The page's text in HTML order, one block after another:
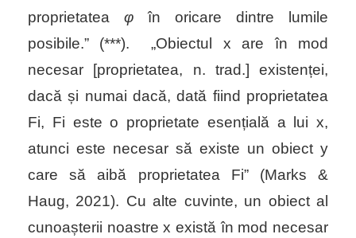
proprietatea φîn oricare dintre lumile
posibile.” (***).
„Obiectul x are în mod
necesar [proprietatea, n. trad.] existenței,
dacă și numai dacă, dată fiind proprietatea
Fi, Fi este o proprietate esențială a lui x,
atunci este necesar să existe un obiect y
care să aibă proprietatea Fi” (Marks &
Haug, 2021). Cu alte cuvinte, un obiect al
cunoașterii noastre x există în mod necesar